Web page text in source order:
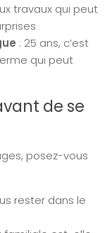
travaux qui peut
: 25 ans, c’est
qui peut
de se
posez-vous
rester dans le